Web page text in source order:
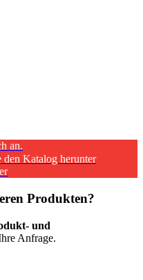
an.
den Katalog herunter
Produkten?
und
Anfrage.